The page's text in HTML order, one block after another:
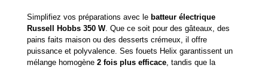
Simplifiez vos préparations avec le batteur électrique
Russell Hobbs 350 W. Que ce soit pour des gâteaux, des
pains faits maison ou des desserts crémeux, il offre
puissance et polyvalence. Ses fouets Helix garantissent un
mélange homogène 2 fois plus efficace , tandis que la